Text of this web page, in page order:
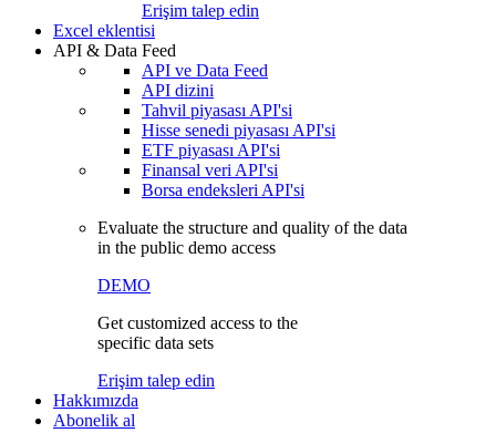
Erişim talep edin
Excel eklentisi
API & Data Feed
API ve Data Feed
API dizini
Tahvil piyasası API'si
Hisse senedi piyasası API'si
ETF piyasası API'si
Finansal veri API'si
Borsa endeksleri API'si
Evaluate the structure and quality of the data
in the public demo access
DEMO
Get customized access to the
specific data sets
Erişim talep edin
Hakkımızda
Abonelik al